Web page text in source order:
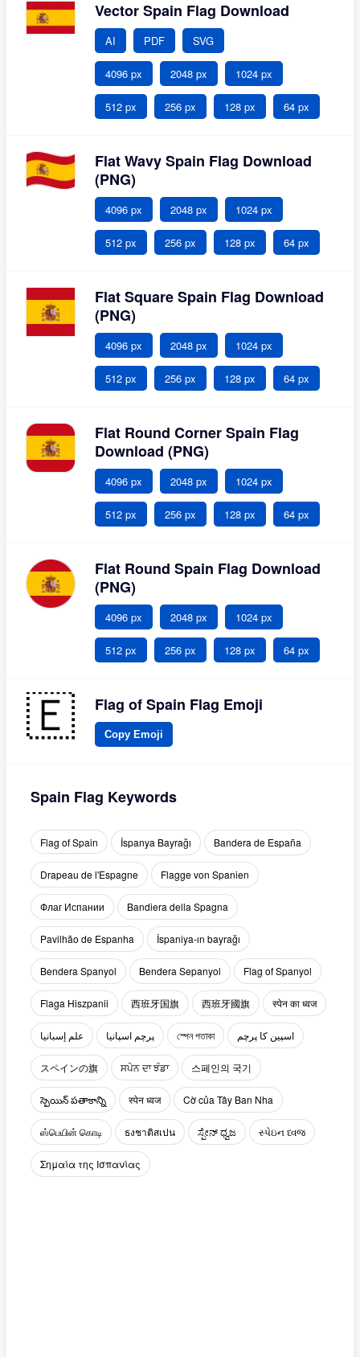
Vector Spain Flag Download
AI PDF SVG
4096 px 2048 px 1024 px
512 px 256 px 128 px 64 px
Flat Wavy Spain Flag Download
(PNG)
4096 px 2048 px 1024 px
512 px 256 px 128 px 64 px
Flat Square Spain Flag Download
(PNG)
4096 px 2048 px 1024 px
512 px 256 px 128 px 64 px
Flat Round Corner Spain Flag
Download (PNG)
4096 px 2048 px 1024 px
512 px 256 px 128 px 64 px
Flat Round Spain Flag Download
(PNG)
4096 px 2048 px 1024 px
512 px 256 px 128 px 64 px
Flag of Spain Flag Emoji
Copy Emoji
Spain Flag Keywords
Flag of Spain İspanya Bayrağı Bandera de España
Drapeau de l'Espagne Flagge von Spanien
Флаг Испании Bandiera della Spagna
Pavilhão de Espanha İspaniya-ın bayrağı
Bendera Spanyol Bendera Sepanyol Flag of Spanyol
Flaga Hiszpanii 西班牙国旗 西班牙國旗 स्पेन का ध्वज
علم إسبانيا پرچم اسپانیا স্পেন পতাকা اسپین کا پرچم
スペインの旗 ਸਪੇਨ ਦਾ ਝੰਡਾ 스페인의 국기
స్పెయిన్ పతాకాన్ని स्पेन ध्वज Cờ của Tây Ban Nha
ஸ்பெயின் கொடி ธงชาติสเปน ಸ್ಪೇನ್ ಧ್ವಜ સ્પેઇન ધ્વજ
Σημαία της Ισπανίας